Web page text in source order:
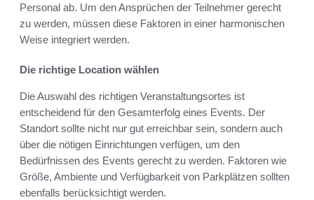
Personal ab. Um den Ansprüchen der Teilnehmer gerecht
zu werden, müssen diese Faktoren in einer harmonischen
Weise integriert werden.
Die richtige Location wählen
Die Auswahl des richtigen Veranstaltungsortes ist
entscheidend für den Gesamterfolg eines Events. Der
Standort sollte nicht nur gut erreichbar sein, sondern auch
über die nötigen Einrichtungen verfügen, um den
Bedürfnissen des Events gerecht zu werden. Faktoren wie
Größe, Ambiente und Verfügbarkeit von Parkplätzen sollten
ebenfalls berücksichtigt werden.